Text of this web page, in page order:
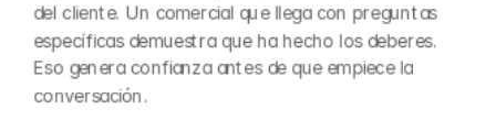
del cliente. Un comercial que llega con preguntas
específicas demuestra que ha hecho los deberes.
Eso genera confianza antes de que empiece la
conversación.